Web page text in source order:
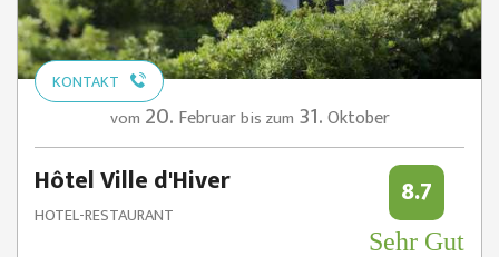
KONTAKT
vom20. Februarbis zum 31.Oktober
Hôtel Ville d'Hiver
HOTEL-RESTAURANT
8.7
Sehr Gut